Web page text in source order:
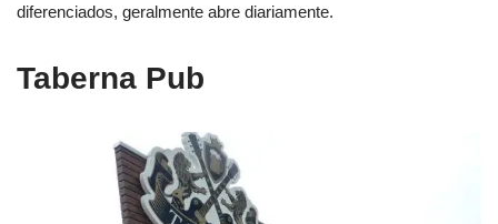
diferenciados, geralmente abre diariamente.
Taberna Pub